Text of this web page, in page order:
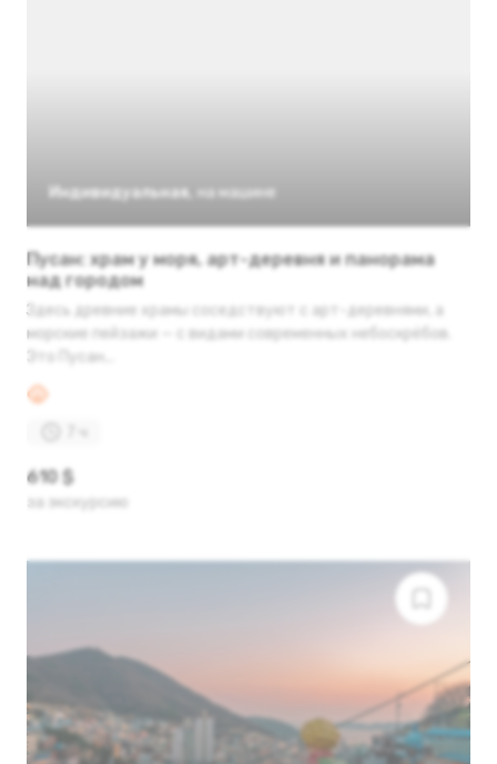
Индивидуальная на машине
Пусан: храм у моря, арт-деревня и панорама
над городом
Здесь древние храмы соседствуют с арт-деревнями, а
морские пейзажи — с видами современных небоскрёбов.
Это Пусан...
610 $
за экскурсию